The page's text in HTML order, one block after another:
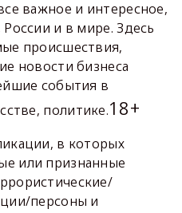
важное и интересное,
и в мире. Здесь
происшествия,
новости бизнеса
события в
политике.18+
в которых
или признанные
персоны и